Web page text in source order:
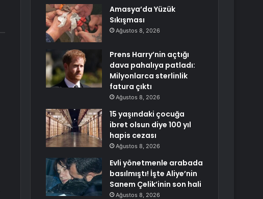
Amasya’da Yüzük
Sıkışması
Ağustos 8, 2026
Prens Harry’nin açtığı
dava pahalıya patladı:
Milyonlarca sterlinlik
fatura çıktı
Ağustos 8, 2026
15 yaşındaki çocuğa
ibret olsun diye 100 yıl
hapis cezası
Ağustos 8, 2026
Evli yönetmenle arabada
basılmıştı! İşte Aliye’nin
Sanem Çelik’inin son hali
Ağustos 8, 2026